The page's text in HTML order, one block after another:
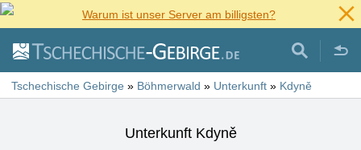
Warum ist unser Server am billigsten?
Tschechische Gebirge » Böhmerwald » Unterkunft » Kdyně
Unterkunft Kdyně